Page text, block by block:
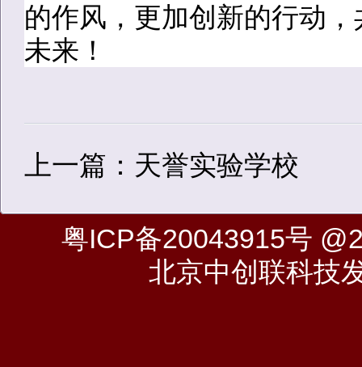
的作风，更加创新的行动
未来！
上一篇：天誉实验学校
粤ICP备20043915号
北京中创联科技